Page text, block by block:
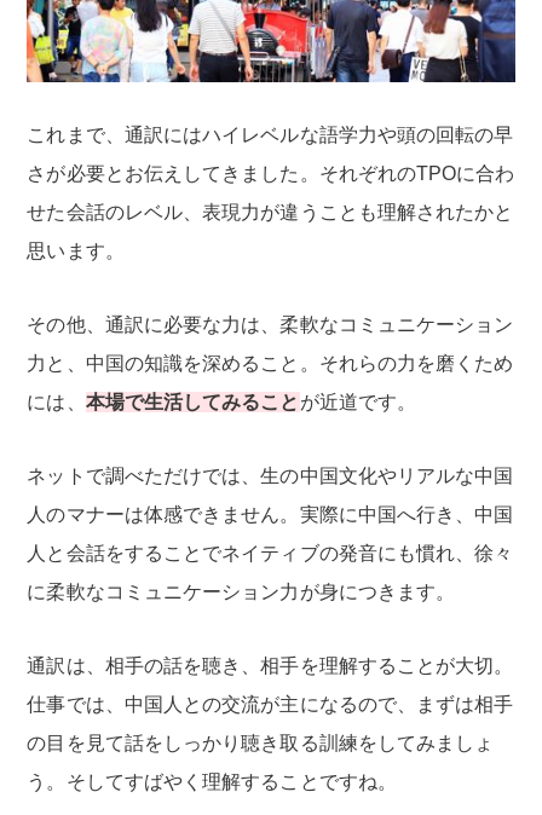
これまで、通訳にはハイレベルな語学力や頭の回転の早
さが必要とお伝えしてきました。それぞれのTPOに合わ
せた会話のレベル、表現力が違うことも理解されたかと
思います。
その他、通訳に必要な力は、柔軟なコミュニケーション
力と、中国の知識を深めること。それらの力を磨くため
には、 本場で生活してみること が近道です。
ネットで調べただけでは、生の中国文化やリアルな中国
人のマナーは体感できません。実際に中国へ行き、中国
人と会話をすることでネイティブの発音にも慣れ、徐々
に柔軟なコミュニケーション力が身につきます。
通訳は、相手の話を聴き、相手を理解することが大切。
仕事では、中国人との交流が主になるので、まずは相手
の目を見て話をしっかり聴き取る訓練をしてみましょ
う。そしてすばやく理解することですね。